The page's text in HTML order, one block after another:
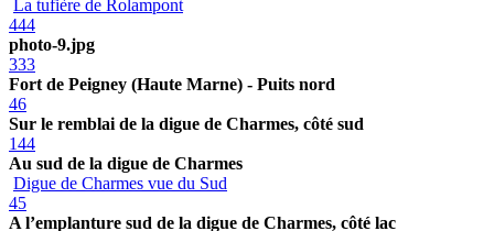
La tufière de Rolampont
444
photo-9.jpg
333
Fort de Peigney (Haute Marne) - Puits nord
46
Sur le remblai de la digue de Charmes, côté sud
144
Au sud de la digue de Charmes
Digue de Charmes vue du Sud
45
A l’emplanture sud de la digue de Charmes, côté lac